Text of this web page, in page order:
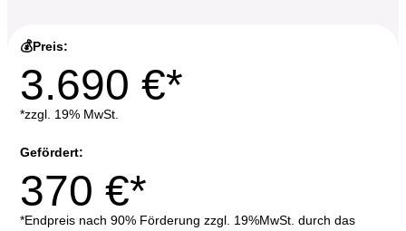
💰Preis:
3.690 €*
*zzgl. 19% MwSt.
Gefördert:
370 €*
*Endpreis nach 90% Förderung zzgl. 19%MwSt. durch das